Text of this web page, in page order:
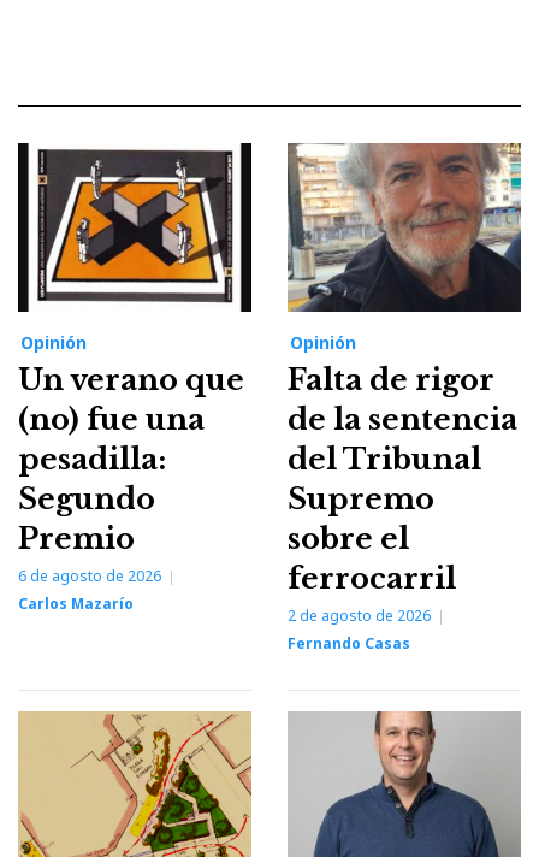
Opinión
Un verano que
(no) fue una
pesadilla:
Segundo
Premio
6 de agosto de 2026
Carlos Mazarío
Opinión
Falta de rigor
de la sentencia
del Tribunal
Supremo
sobre el
ferrocarril
2 de agosto de 2026
Fernando Casas